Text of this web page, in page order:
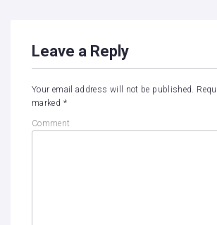
Leave a Reply
Your email address will not be published.
marked *
Comment